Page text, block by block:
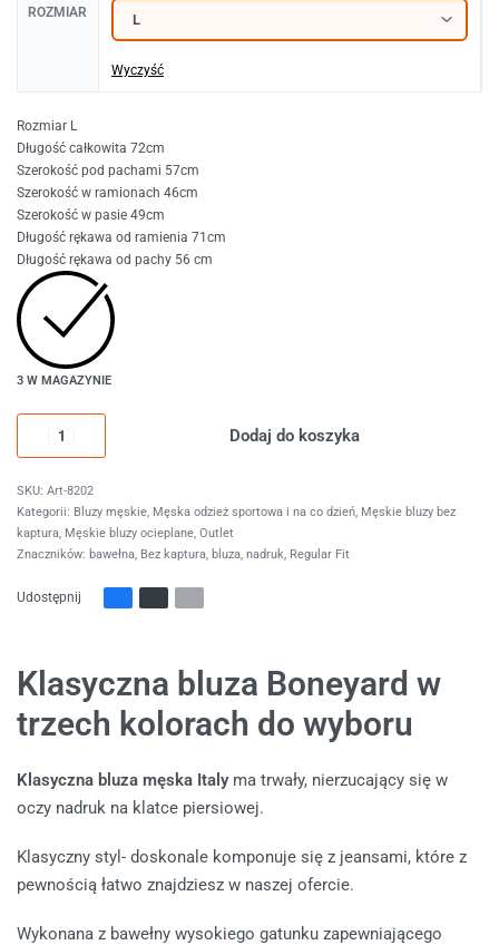
ROZMIAR
Wyczyść
Rozmiar L
Długość całkowita 72cm
Szerokość pod pachami 57cm
Szerokość w ramionach 46cm
Szerokość w pasie 49cm
Długość rękawa od ramienia 71cm
Długość rękawa od pachy 56 cm
3 W MAGAZYNIE
Dodaj do koszyka
Art-8202
Kategorii: Bluzy męskie, Męska odzież sportowa i na co dzień, Męskie bluzy bez
kaptura, Męskie bluzy ocieplane, Outlet
Znaczników: bawełna, Bez kaptura, bluza, nadruk, Regular Fit
Udostępnij
Klasyczna bluza Boneyard w
trzech kolorach do wyboru
Klasyczna bluza męska Italyma trwały, nierzucający się w
oczy nadruk na klatce piersiowej.
Klasyczny styl- doskonale komponuje się z jeansami, które z
pewnością łatwo znajdziesz w naszej ofercie.
Wykonana z bawełny wysokiego gatunku zapewniającego